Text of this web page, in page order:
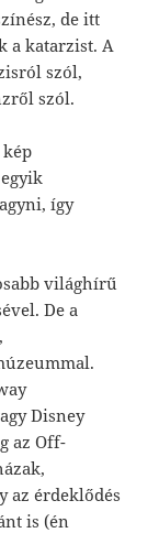
de itt
a katarzist. A
szól,
szól.
így
világhírű
De a
Disney
az Off-
az érdeklődés
is (én